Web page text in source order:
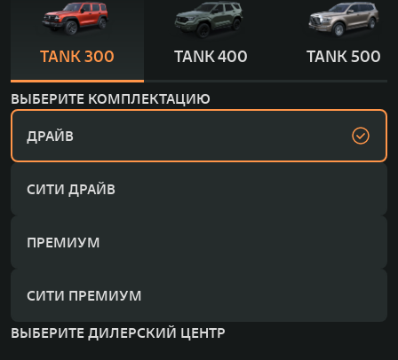
TANK 300 TANK 400 TANK 500
ВЫБЕРИТЕ КОМПЛЕКТАЦИЮ
ДРАЙВ
СИТИ ДРАЙВ
ПРЕМИУМ
СИТИ ПРЕМИУМ
ВЫБЕРИТЕ ДИЛЕРСКИЙ ЦЕНТР